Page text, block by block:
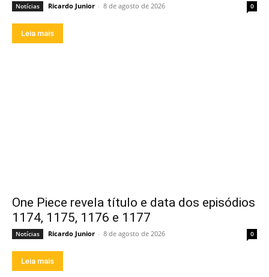
Notícias Ricardo Junior - 8 de agosto de 2026 0
Leia mais
One Piece revela título e data dos episódios
1174, 1175, 1176 e 1177
Notícias Ricardo Junior - 8 de agosto de 2026 0
Leia mais